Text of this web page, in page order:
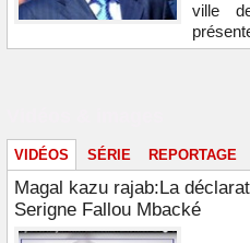
ville
VIDÉOS SÉRIE REPORTAGE
Magal kazu rajab:La
Serigne Fallou Mbacké